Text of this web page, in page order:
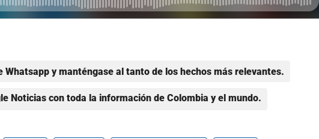
Whatsapp y manténgase al tanto de los hechos más relevantes.
Noticias con toda la información de Colombia y el mundo.